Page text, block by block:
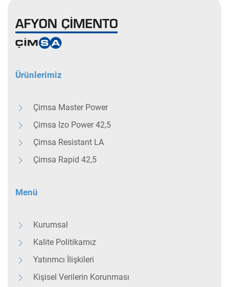
Ürünlerimiz
Çimsa Master Power
Çimsa Izo Power 42,5
Çimsa Resistant LA
Çimsa Rapid 42,5
Menü
Kurumsal
Kalite Politikamız
Yatırımcı İlişkileri
Kişisel Verilerin Korunması